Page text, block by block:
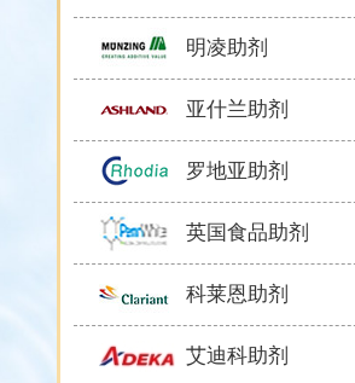
明凌助剂
亚什兰助剂
罗地亚助剂
英国食品助剂
科莱恩助剂
艾迪科助剂